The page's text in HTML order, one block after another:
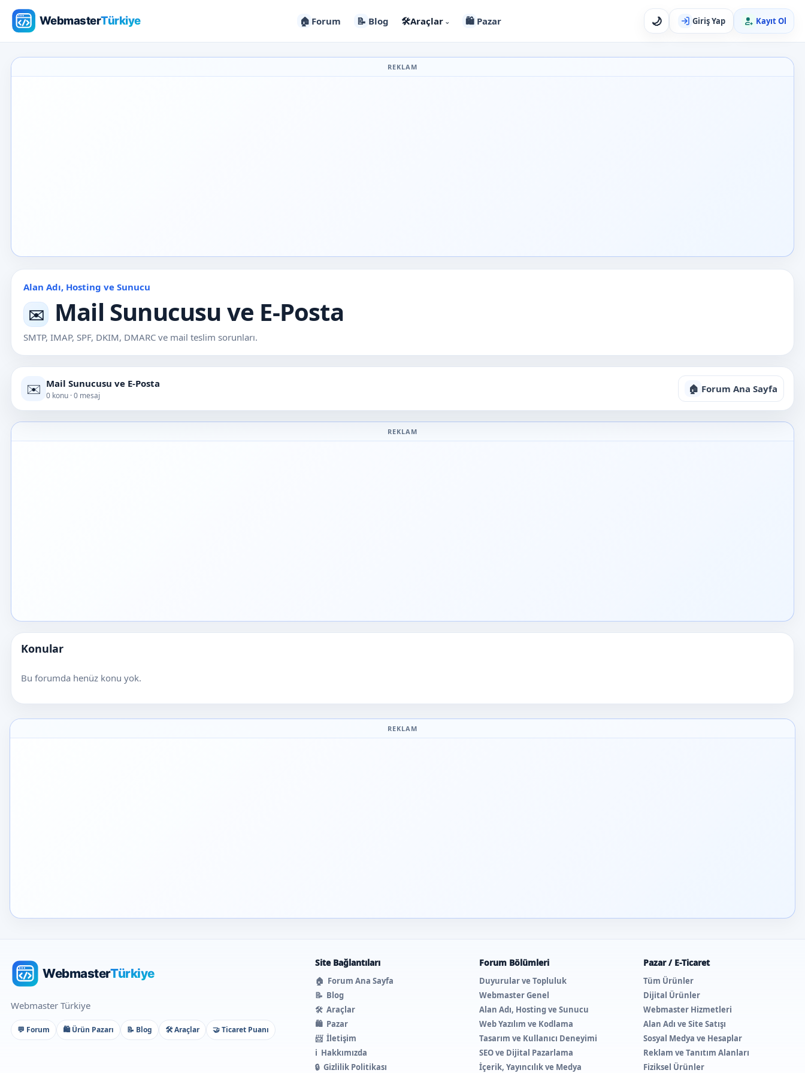
🏠 Forum 📝 Blog 🛠️Araçlar ⌄ 🛍️ Pazar 🌙 Giriş Yap Kayıt Ol
REKLAM
Alan Adı, Hosting ve Sunucu
✉️ Mail Sunucusu ve E-Posta
SMTP, IMAP, SPF, DKIM, DMARC ve mail teslim sorunları.
✉️ Mail Sunucusu ve E-Posta
0 konu · 0 mesaj
🏠 Forum Ana Sayfa
REKLAM
Konular
Bu forumda henüz konu yok.
REKLAM
Webmaster Türkiye
💬 Forum 🛍️ Ürün Pazarı 📝 Blog 🛠️ Araçlar 🤝 Ticaret Puanı
Site Bağlantıları
🏠 Forum Ana Sayfa
📝 Blog
🛠️ Araçlar
🛍️ Pazar
📨 İletişim
ℹ️ Hakkımızda
🔒 Gizlilik Politikası
Forum Bölümleri
Duyurular ve Topluluk
Webmaster Genel
Alan Adı, Hosting ve Sunucu
Web Yazılım ve Kodlama
Tasarım ve Kullanıcı Deneyimi
SEO ve Dijital Pazarlama
İçerik, Yayıncılık ve Medya
Pazar / E-Ticaret
Tüm Ürünler
Dijital Ürünler
Webmaster Hizmetleri
Alan Adı ve Site Satışı
Sosyal Medya ve Hesaplar
Reklam ve Tanıtım Alanları
Fiziksel Ürünler